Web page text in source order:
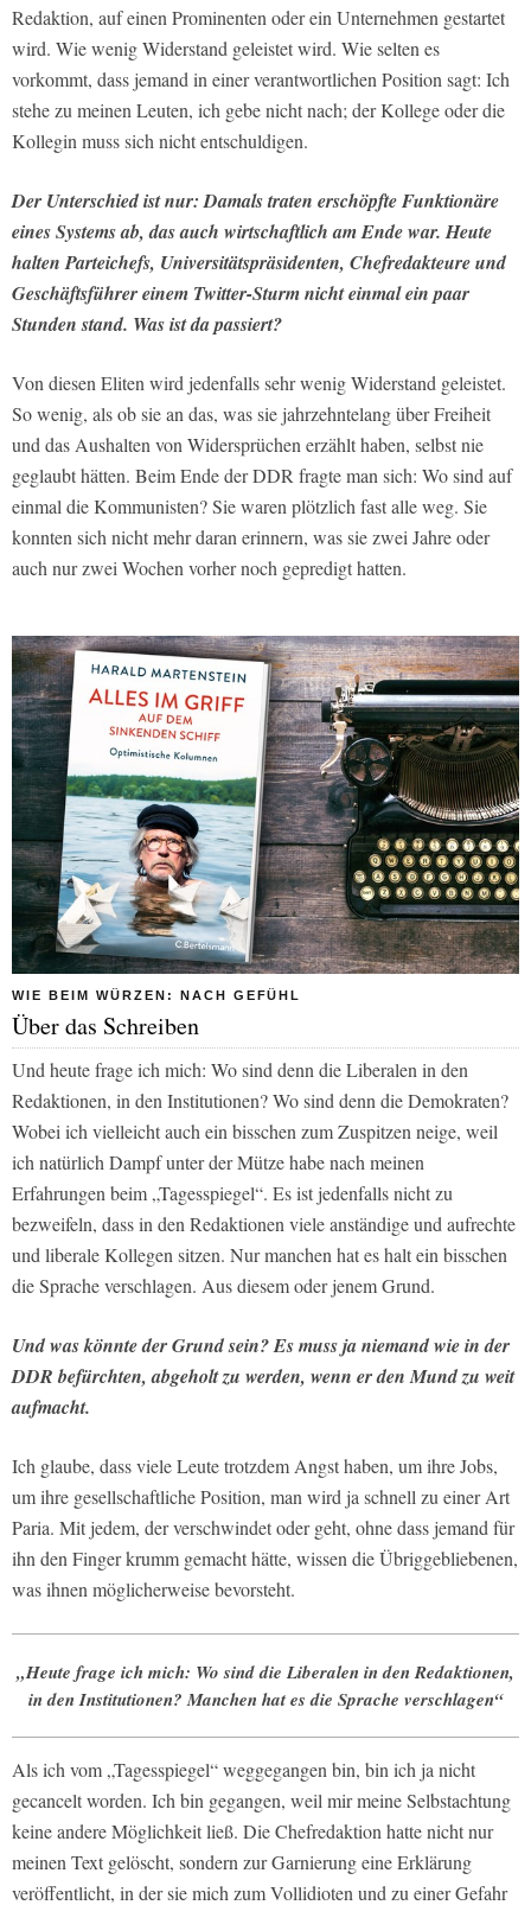
Redaktion, auf einen Prominenten oder ein Unternehmen gestartet
wird. Wie wenig Widerstand geleistet wird. Wie selten es
vorkommt, dass jemand in einer verantwortlichen Position sagt: Ich
stehe zu meinen Leuten, ich gebe nicht nach; der Kollege oder die
Kollegin muss sich nicht entschuldigen.
Der Unterschied ist nur: Damals traten erschöpfte Funktionäre
eines Systems ab, das auch wirtschaftlich am Ende war. Heute
halten Parteichefs, Universitätspräsidenten, Chefredakteure und
Geschäftsführer einem Twitter-Sturm nicht einmal ein paar
Stunden stand. Was ist da passiert?
Von diesen Eliten wird jedenfalls sehr wenig Widerstand geleistet.
So wenig, als ob sie an das, was sie jahrzehntelang über Freiheit
und das Aushalten von Widersprüchen erzählt haben, selbst nie
geglaubt hätten. Beim Ende der DDR fragte man sich: Wo sind auf
einmal die Kommunisten? Sie waren plötzlich fast alle weg. Sie
konnten sich nicht mehr daran erinnern, was sie zwei Jahre oder
auch nur zwei Wochen vorher noch gepredigt hatten.
WIE BEIM WÜRZEN: NACH GEFÜHL
Über das Schreiben
Und heute frage ich mich: Wo sind denn die Liberalen in den
Redaktionen, in den Institutionen? Wo sind denn die Demokraten?
Wobei ich vielleicht auch ein bisschen zum Zuspitzen neige, weil
ich natürlich Dampf unter der Mütze habe nach meinen
Erfahrungen beim „Tagesspiegel“. Es ist jedenfalls nicht zu
bezweifeln, dass in den Redaktionen viele anständige und aufrechte
und liberale Kollegen sitzen. Nur manchen hat es halt ein bisschen
die Sprache verschlagen. Aus diesem oder jenem Grund.
Und was könnte der Grund sein? Es muss ja niemand wie in der
DDR befürchten, abgeholt zu werden, wenn er den Mund zu weit
aufmacht.
Ich glaube, dass viele Leute trotzdem Angst haben, um ihre Jobs,
um ihre gesellschaftliche Position, man wird ja schnell zu einer Art
Paria. Mit jedem, der verschwindet oder geht, ohne dass jemand für
ihn den Finger krumm gemacht hätte, wissen die Übriggebliebenen,
was ihnen möglicherweise bevorsteht.
„Heute frage ich mich: Wo sind die Liberalen in den Redaktionen,
in den Institutionen? Manchen hat es die Sprache verschlagen“
Als ich vom „Tagesspiegel“ weggegangen bin, bin ich ja nicht
gecancelt worden. Ich bin gegangen, weil mir meine Selbstachtung
keine andere Möglichkeit ließ. Die Chefredaktion hatte nicht nur
meinen Text gelöscht, sondern zur Garnierung eine Erklärung
veröffentlicht, in der sie mich zum Vollidioten und zu einer Gefahr